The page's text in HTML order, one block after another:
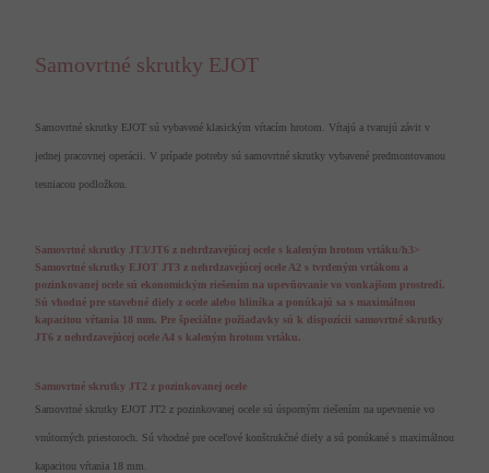
Samovrtné skrutky EJOT
Samovrtné skrutky EJOT sú vybavené klasickým vŕtacím hrotom. Vŕtajú a tvarujú závit v
jednej pracovnej operácii. V prípade potreby sú samovrtné skrutky vybavené predmontovanou
tesniacou podložkou.
Samovrtné skrutky JT3/JT6 z nehrdzavejúcej ocele s kaleným hrotom vrtáku/h3>
Samovrtné skrutky EJOT JT3 z nehrdzavejúcej ocele A2 s tvrdeným vrtákom a
pozinkovanej ocele sú ekonomickým riešením na upevňovanie vo vonkajšom prostredí.
Sú vhodné pre stavebné diely z ocele alebo hliníka a ponúkajú sa s maximálnou
kapacitou vŕtania 18 mm. Pre špeciálne požiadavky sú k dispozícii samovrtné skrutky
JT6 z nehrdzavejúcej ocele A4 s kaleným hrotom vrtáku.
Samovrtné skrutky JT2 z pozinkovanej ocele
Samovrtné skrutky EJOT JT2 z pozinkovanej ocele sú úsporným riešením na upevnenie vo
vnútorných priestoroch. Sú vhodné pre oceľové konštrukčné diely a sú ponúkané s maximálnou
kapacitou vŕtania 18 mm.